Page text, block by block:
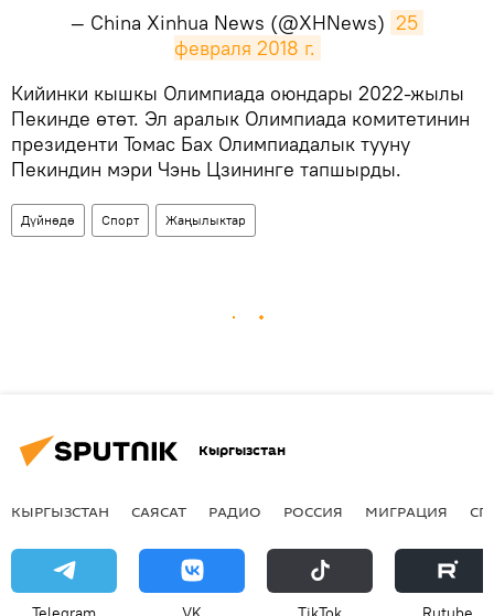
— China Xinhua News (@XHNews) 25
февраля 2018 г.
​Кийинки кышкы Олимпиада оюндары 2022-жылы
Пекинде өтөт. Эл аралык Олимпиада комитетинин
президенти Томас Бах Олимпиадалык тууну
Пекиндин мэри Чэнь Цзининге тапшырды.
Дүйнөдө Спорт Жаңылыктар
Кыргызстан
КЫРГЫЗСТАН САЯСАТ РАДИО РОССИЯ МИГРАЦИЯ